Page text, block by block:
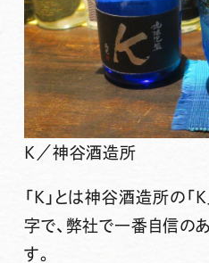
K／神谷酒造所
「K」とは神谷酒造所の「
字で、弊社で一番自信の
す。